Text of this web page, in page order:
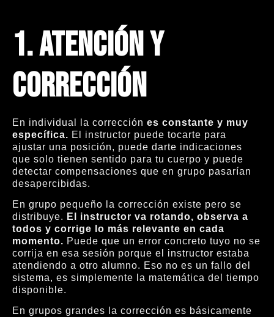
1.Atención y
corrección
En individual la corrección es constante y muy
específica. El instructor puede tocarte para
ajustar una posición, puede darte indicaciones
que solo tienen sentido para tu cuerpo y puede
detectar compensaciones que en grupo pasarían
desapercibidas.
En grupo pequeño la corrección existe pero se
distribuye. El instructor va rotando, observa a
todos y corrige lo más relevante en cada
momento. Puede que un error concreto tuyo no se
corrija en esa sesión porque el instructor estaba
atendiendo a otro alumno. Eso no es un fallo del
sistema, es simplemente la matemática del tiempo
disponible.
En grupos grandes la corrección es básicamente